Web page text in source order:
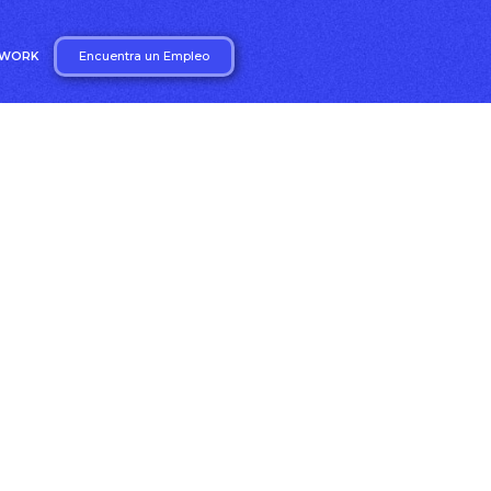
Encuentra un Empleo